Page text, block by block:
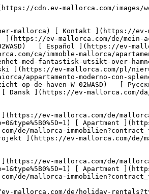
de/holiday-rentals) [ Haus ](https://ev-mallorca.com/de/holiday-rentals?type%5B0%5D=0) [ Finca ](https://ev-mallorca.com/de/holiday-rentals?type%5B0%5D=1) [ Apartment ](https://ev-mallorca.com/de/holiday-rentals?type%5B0%5D=2) [ Penthouse ](https://ev-mallorca.com/de/holiday-rentals?type%5B0%5D=5) 

   Gewerbe     [ Alle Immobilien ](https://ev-mallorca.com/de/gewerbeimmobilien) [ Land und Forstwirtschaft ](https://ev-mallorca.com/de/gewerbeimmobilien?type%5B0%5D=6) [ Hotel ](https://ev-mallorca.com/de/gewerbeimmobilien?type%5B0%5D=7) [ Industrie ](https://ev-mallorca.com/de/gewerbeimmobilien?type%5B0%5D=8) [ Investment ](https://ev-mallorca.com/de/gewerbeimmobilien?type%5B0%5D=9) [ Gastronomie ](https://ev-mallorca.com/de/gewerbeimmobilien?type%5B0%5D=10) [ Grundstück ](https://ev-mallorca.com/de/gewerbeimmobilien?type%5B0%5D=11) [ Ladenfläche ](https://ev-mallorca.com/de/gewerbeimmobilien?type%5B0%5D=12) [ Sonstiges ](https://ev-mallorca.com/de/gewerbeimmobilien?type%5B0%5D=13) [ Ladenfläche ](https://ev-mallorca.com/de/gewerbeimmobilien?type%5B0%5D=14) 

 [ Neubauprojekt ](https://ev-mallorca.com/de/mallorca-neubauprojekt) 

 [ Über uns ](https://ev-mallorca.com/de/ueber-uns) 

 [ Über Mallorca ](https://ev-mallorca.com/de/ueber-mallorca) 

 [ Immobilie verkaufen ](https://ev-mallorca.com/de/immobilie-auf-mallorca-verkaufen) 

 [ Kontakt ](https://ev-mallorca.com/de/standorte) 

   [ Mein Account ](https://ev-mallorca.com/de/mein-account) 

 [   Call Us on +34 971 01 63 55   ](tel:+34971016355) 

             ![Moderne Wohnung mit superb Hafenblick-1](https://cdn.ev-mallorca.com/images/properties/a49b5c24-d915-45f4-bc64-41db598fca30/8d07fcc8-bb84-4b1a-b859-00f0eef65bf3.jpg?crop=true&crop_gravity=northwest&format=webp&quality=80)  

         ![Moderne Wohnung mit superb Hafenblick-2](https://cdn.ev-mallorca.com/images/properties/a49b5c24-d915-45f4-bc64-41db598fca30/aa43a501-ce4a-4220-85f7-7898b344a56c.jpg?crop=true&crop_gravity=northwest&format=webp&quality=80)  

         ![Moderne Wohnung mit superb Hafenblick-3](https://cdn.ev-mallorca.com/images/properties/a49b5c24-d915-45f4-bc64-41db598fca30/35c70754-c150-4f6f-aea8-